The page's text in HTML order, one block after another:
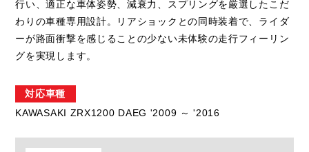
行い、適正な車体姿勢、減衰力、スプリングを厳選したこだ
わりの車種専用設計。リアショックとの同時装着で、ライダ
ーが路面衝撃を感じることの少ない未体験の走行フィーリン
グを実現します。
対応車種
KAWASAKI ZRX1200 DAEG '2009 ～ '2016